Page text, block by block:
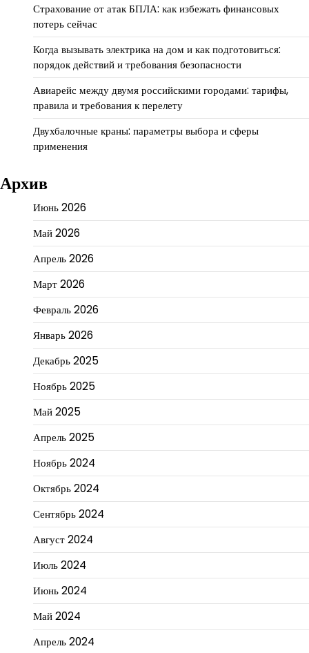
Страхование от атак БПЛА: как избежать финансовых
потерь сейчас
Когда вызывать электрика на дом и как подготовиться:
порядок действий и требования безопасности
Авиарейс между двумя российскими городами: тарифы,
правила и требования к перелету
Двухбалочные краны: параметры выбора и сферы
применения
Архив
Июнь 2026
Май 2026
Апрель 2026
Март 2026
Февраль 2026
Январь 2026
Декабрь 2025
Ноябрь 2025
Май 2025
Апрель 2025
Ноябрь 2024
Октябрь 2024
Сентябрь 2024
Август 2024
Июль 2024
Июнь 2024
Май 2024
Апрель 2024